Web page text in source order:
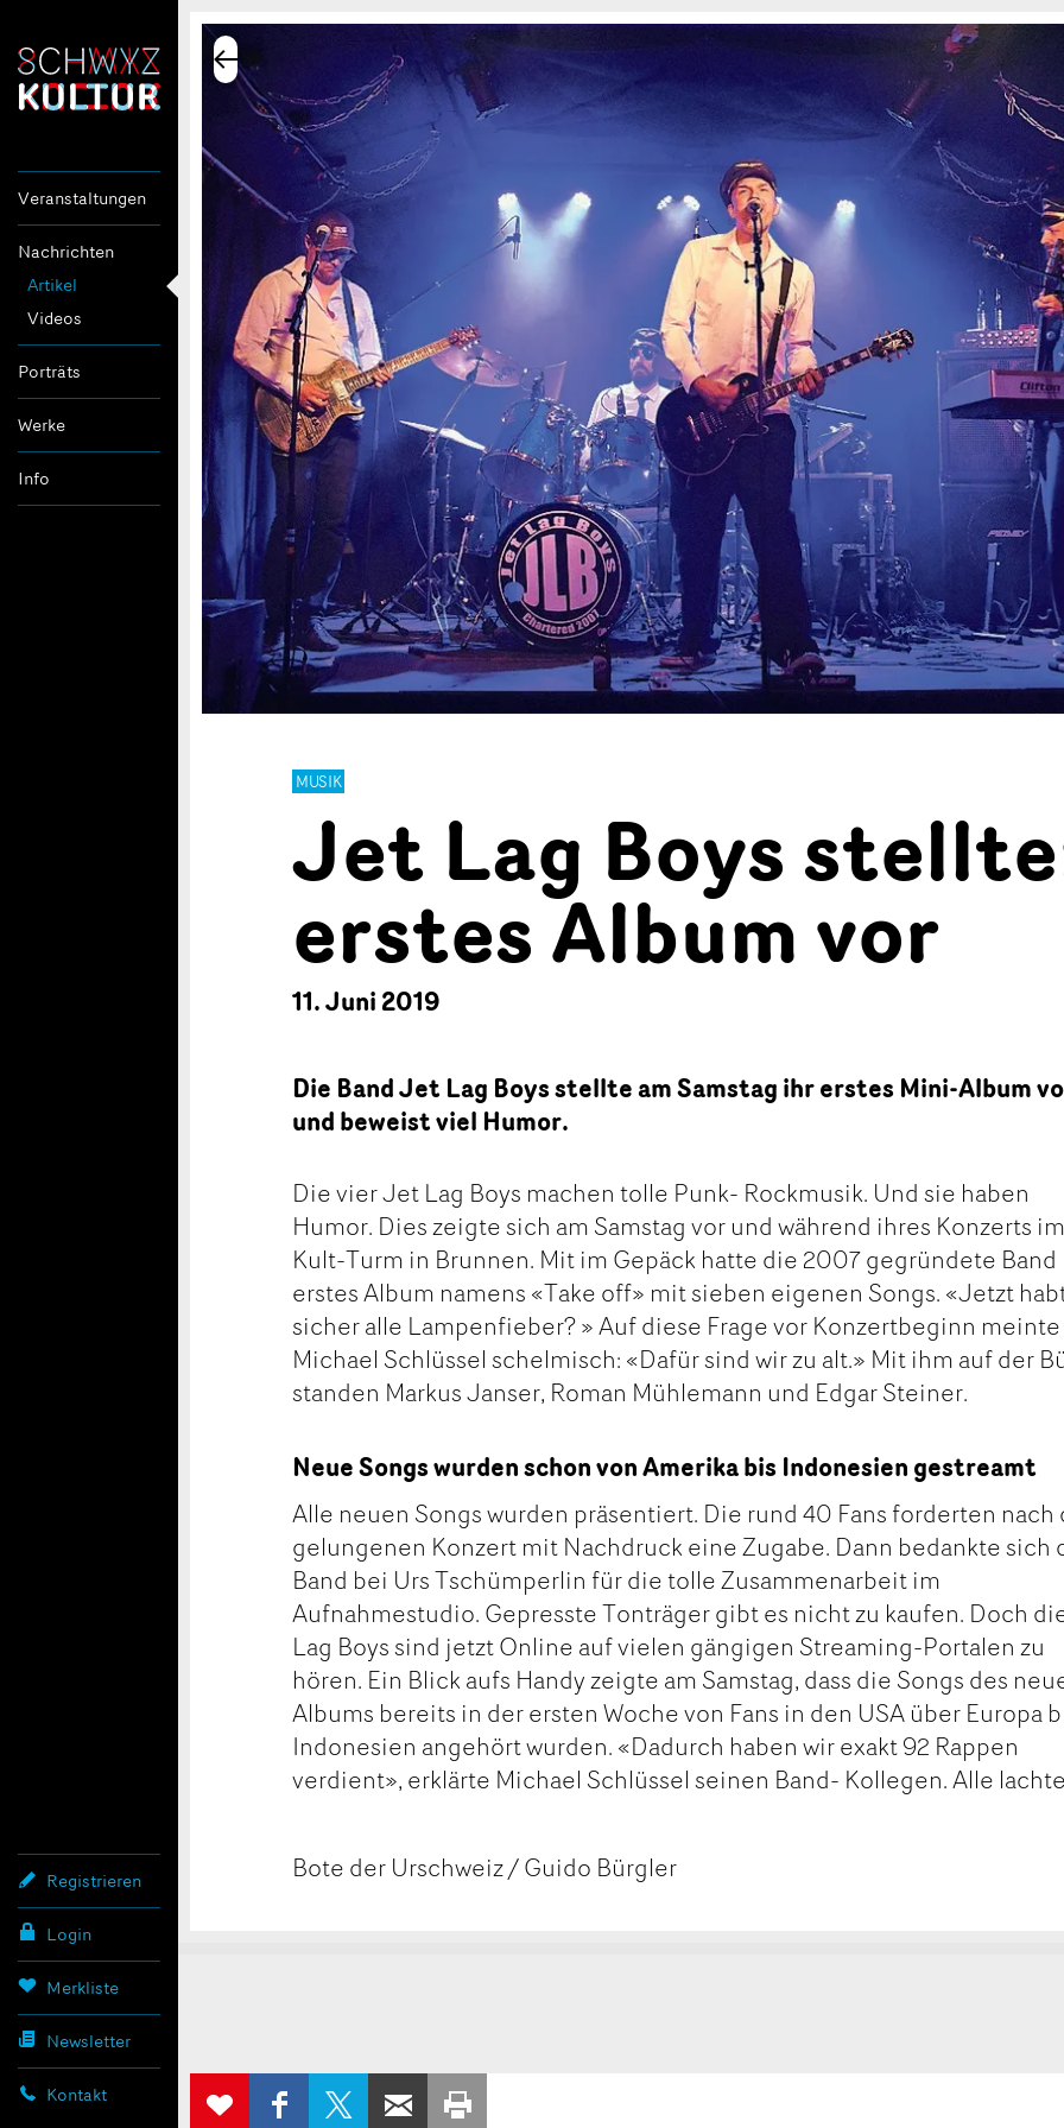
Veranstaltungen
Nachrichten
Artikel
Videos
Porträts
Werke
Info
Registrieren
Login
Merkliste
Newsletter
Kontakt
MUSIK
Jet Lag Boys
erstes Album vor
11. Juni 2019
Die Band Jet Lag Boys stellte am Samstag ihr erstes Mini-Album
und beweist viel Humor.
Die vier Jet Lag Boys machen tolle Punk- Rockmusik. Und sie haben
Humor. Dies zeigte sich am Samstag vor und während ihres Konzerts
Kult-Turm in Brunnen. Mit im Gepäck hatte die 2007 gegründete Band
erstes Album namens «Take off» mit sieben eigenen Songs. «Jetzt
sicher alle Lampenfieber? » Auf diese Frage vor Konzertbeginn meinte
Michael Schlüssel schelmisch: «Dafür sind wir zu alt.» Mit ihm auf der
standen Markus Janser, Roman Mühlemann und Edgar Steiner.
Neue Songs wurden schon von Amerika bis Indonesien gestreamt
Alle neuen Songs wurden präsentiert. Die rund 40 Fans forderten nach
gelungenen Konzert mit Nachdruck eine Zugabe. Dann bedankte sich
Band bei Urs Tschümperlin für die tolle Zusammenarbeit im
Aufnahmestudio. Gepresste Tonträger gibt es nicht zu kaufen. Doch
Lag Boys sind jetzt Online auf vielen gängigen Streaming-Portalen zu
hören. Ein Blick aufs Handy zeigte am Samstag, dass die Songs des
Albums bereits in der ersten Woche von Fans in den USA über Europa
Indonesien angehört wurden. «Dadurch haben wir exakt 92 Rappen
verdient», erklärte Michael Schlüssel seinen Band- Kollegen. Alle
Bote der Urschweiz / Guido Bürgler
MERKLISTE
AUF
FACEBOOK
TEILEN
PER E-MAIL
WEITEREMPFEHLEN